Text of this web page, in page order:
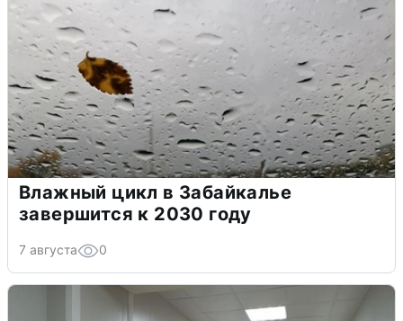
Влажный цикл в Забайкалье
завершится к 2030 году
7 августа 0